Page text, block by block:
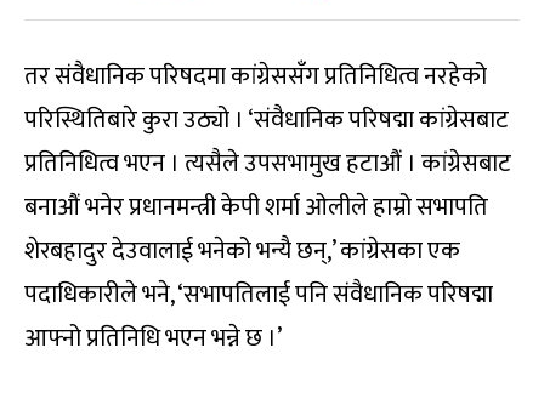
तर संवैधानिक परिषदमा कांग्रेससँग प्रतिनिधित्व नरहेको
परिस्थितिबारे कुरा उठ्यो । ‘संवैधानिक परिषद्मा कांग्रेसबाट
प्रतिनिधित्व भएन । त्यसैले उपसभामुख हटाऔं । कांग्रेसबाट
बनाऔं भनेर प्रधानमन्त्री केपी शर्मा ओलीले हाम्रो सभापति
शेरबहादुर देउवालाई भनेको भन्यै छन्,’ कांग्रेसका एक
पदाधिकारीले भने, ‘सभापतिलाई पनि संवैधानिक परिषद्मा
आफ्नो प्रतिनिधि भएन भन्ने छ ।’